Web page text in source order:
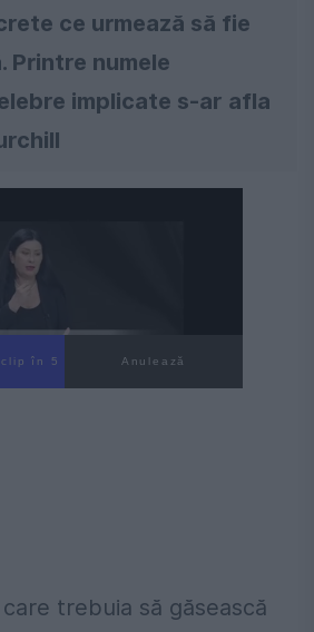
ce urmează să fie
Printre numele
implicate s-ar afla
în 4 Anulează
trebuia să găsească